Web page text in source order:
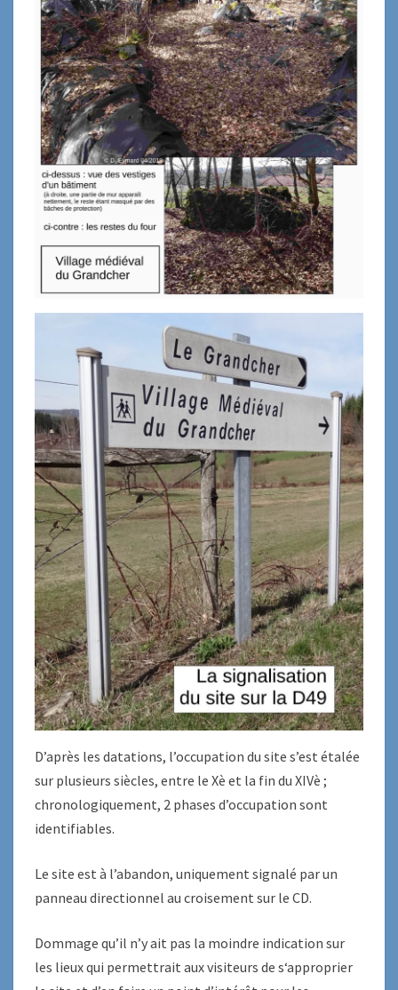
D’après les datations, l’occupation du site s’est étalée
sur plusieurs siècles, entre le Xè et la fin du XIVè ;
chronologiquement, 2 phases d’occupation sont
identifiables.
Le site est à l’abandon, uniquement signalé par un
panneau directionnel au croisement sur le CD.
Dommage qu’il n’y ait pas la moindre indication sur
les lieux qui permettrait aux visiteurs de s‘approprier